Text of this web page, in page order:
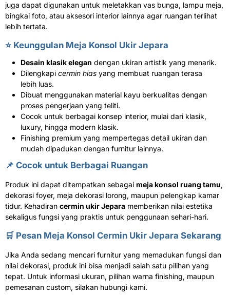
juga dapat digunakan untuk meletakkan vas bunga, lampu meja,
bingkai foto, atau aksesori interior lainnya agar ruangan terlihat
lebih tertata.
⭐ Keunggulan Meja Konsol Ukir Jepara
Desain klasik elegan dengan ukiran artistik yang menarik.
Dilengkapi cermin hias yang membuat ruangan terasa
lebih luas.
Dibuat menggunakan material kayu berkualitas dengan
proses pengerjaan yang teliti.
Cocok untuk berbagai konsep interior, mulai dari klasik,
luxury, hingga modern klasik.
Finishing premium yang mempertegas detail ukiran dan
mudah dipadukan dengan furnitur lainnya.
📌 Cocok untuk Berbagai Ruangan
Produk ini dapat ditempatkan sebagai meja konsol ruang tamu,
dekorasi foyer, meja dekorasi lorong, maupun pelengkap kamar
tidur. Kehadiran cermin ukir Jepara memberikan nilai estetika
sekaligus fungsi yang praktis untuk penggunaan sehari-hari.
🛒 Pesan Meja Konsol Cermin Ukir Jepara Sekarang
Jika Anda sedang mencari furnitur yang memadukan fungsi dan
nilai dekorasi, produk ini bisa menjadi salah satu pilihan yang
tepat. Untuk informasi ukuran, pilihan warna finishing, maupun
pemesanan custom, silakan hubungi kami.